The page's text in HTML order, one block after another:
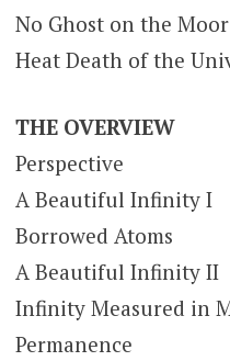
No Ghost on the Moor
Heat Death of the
THE OVERVIEW
Perspective
A Beautiful Infinity I
Borrowed Atoms
A Beautiful Infinity II
Infinity Measured in
Permanence